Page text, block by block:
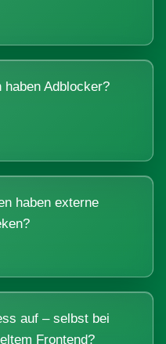
Adblocker?
haben externe
auf – selbst bei
Frontend?